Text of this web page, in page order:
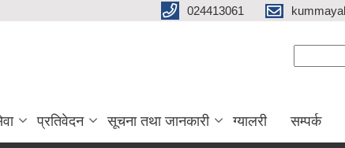
024413061
प्रतिवेदन सूचना तथा जानकारी ग्यालरी सम्पर्क